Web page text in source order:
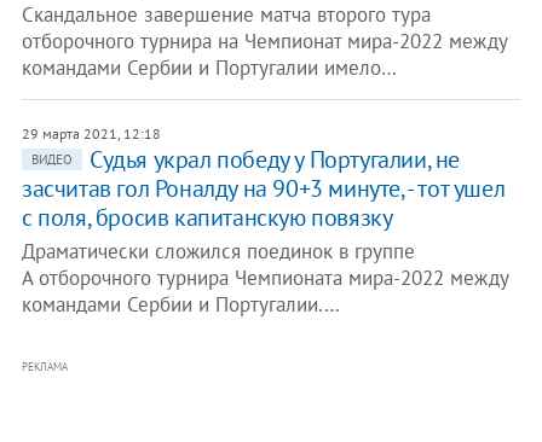
Скандальное завершение матча второго тура
отборочного турнира на Чемпионат мира-2022 между
командами Сербии и Португалии имело…
29 марта 2021, 12:18
ВИДЕО
Судья украл победу у Португалии, не
засчитав гол Роналду на 90+3 минуте, - тот ушел
с поля, бросив капитанскую повязку
Драматически сложился поединок в группе
А отборочного турнира Чемпионата мира-2022 между
командами Сербии и Португалии.…
РЕКЛАМА